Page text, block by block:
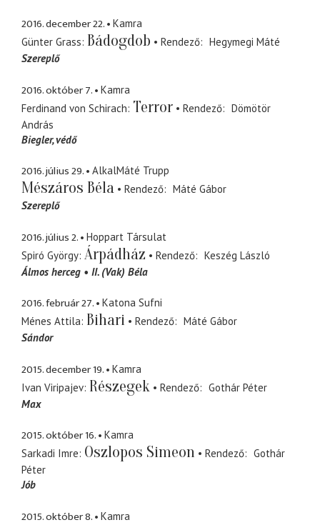
2016. december 22.
Kamra
Günter Grass Bádogdob Rendező
Hegymegi Máté
Szereplő
2016. október 7.
Kamra
Ferdinand von Schirach Terror Rendező
Dömötör
András
Biegler védő
2016. július 29. AlkalMáté Trupp
Mészáros Béla Rendező
Máté Gábor
Szereplő
2016. július 2.
Hoppart Társulat
Spiró György Árpádház Rendező
Keszég László
Álmos herceg
II. (Vak) Béla
2016. február 27.
Katona Sufni
Ménes Attila Bihari Rendező
Máté Gábor
Sándor
2015. december 19.
Kamra
Ivan Viripajev Részegek Rendező
Gothár Péter
Max
2015. október 16.
Kamra
Sarkadi Imre Oszlopos Simeon Rendező
Gothár
Péter
Jób
2015. október 8. Kamra